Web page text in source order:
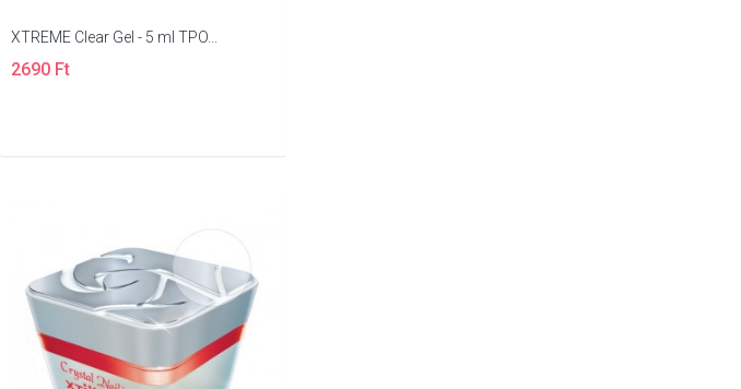
XTREME Clear Gel - 5 ml TPO...
2690 Ft